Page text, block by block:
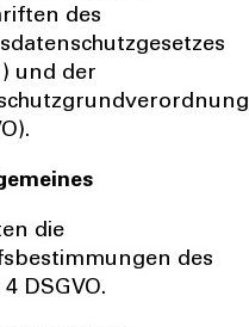
des
und der
die
des
DSGVO.